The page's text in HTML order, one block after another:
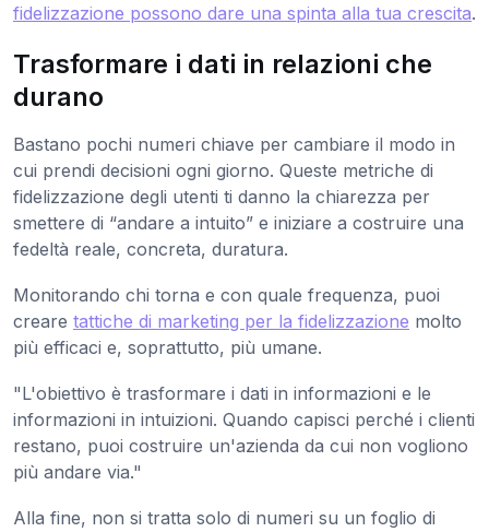
fidelizzazione possono dare una spinta alla tua crescita.
Trasformare i dati in relazioni che
durano
Bastano pochi numeri chiave per cambiare il modo in
cui prendi decisioni ogni giorno. Queste metriche di
fidelizzazione degli utenti ti danno la chiarezza per
smettere di “andare a intuito” e iniziare a costruire una
fedeltà reale, concreta, duratura.
Monitorando chi torna e con quale frequenza, puoi
creare tattiche di marketing per la fidelizzazione molto
più efficaci e, soprattutto, più umane.
"L'obiettivo è trasformare i dati in informazioni e le
informazioni in intuizioni. Quando capisci perché i clienti
restano, puoi costruire un'azienda da cui non vogliono
più andare via."
Alla fine, non si tratta solo di numeri su un foglio di